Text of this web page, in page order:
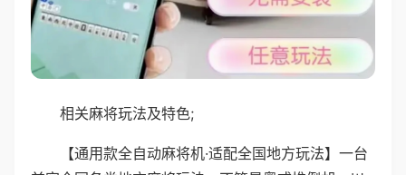
相关麻将玩法及特色;
【通用款全自动麻将机·适配全国地方玩法】一台